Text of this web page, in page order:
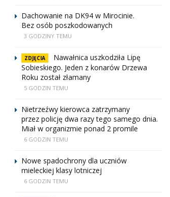
Dachowanie na DK94 w Mirocinie.
Bez osób poszkodowanych
3 GODZINY TEMU
ZDJĘCIA
Nawałnica uszkodziła Lipę
Sobieskiego. Jeden z konarów Drzewa
Roku został złamany
5 GODZIN TEMU
Nietrzeźwy kierowca zatrzymany
przez policję dwa razy tego samego dnia.
Miał w organizmie ponad 2 promile
6 GODZIN TEMU
Nowe spadochrony dla uczniów
mieleckiej klasy lotniczej
6 GODZIN TEMU